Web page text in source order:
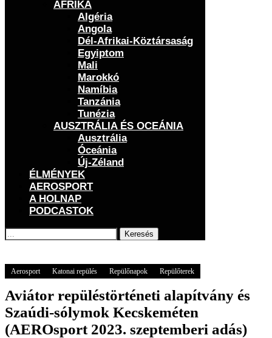
AFRIKA
Algéria
Angola
Dél-Afrikai-Köztársaság
Egyiptom
Mali
Marokkó
Namíbia
Tanzánia
Tunézia
AUSZTRÁLIA ÉS OCEÁNIA
Ausztrália
Óceánia
Új-Zéland
ÉLMÉNYEK
AEROSPORT
A HOLNAP
PODCASTOK
Keresés
Aerosport Katonai repülés Repülőnapok Repülőterek
Aviátor repüléstörténeti alapítvány és
Szaúdi-sólymok Kecskeméten
(AEROsport 2023. szeptemberi adás)